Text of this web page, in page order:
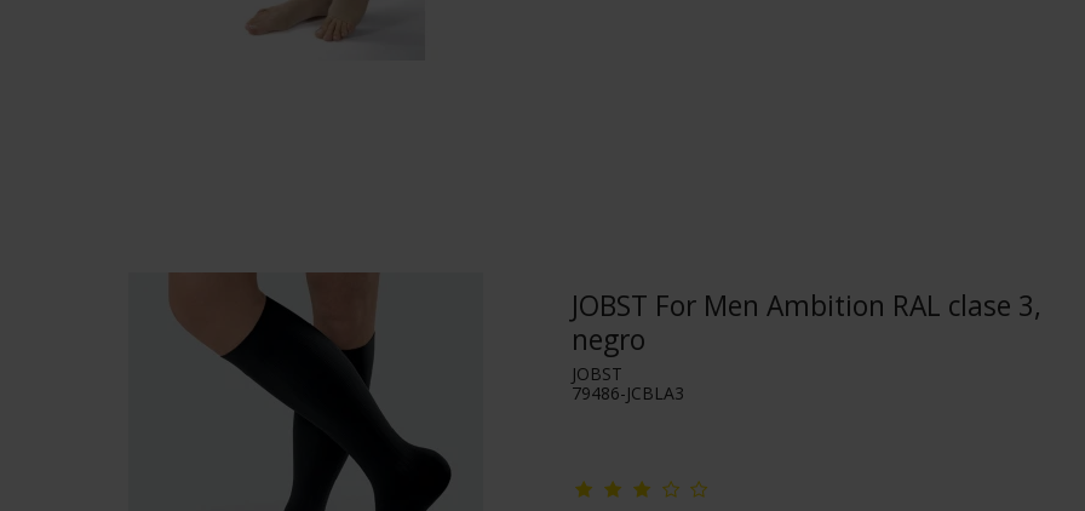
JOBST For Men Ambition RAL clase 3,
negro
JOBST
79486-JCBLA3